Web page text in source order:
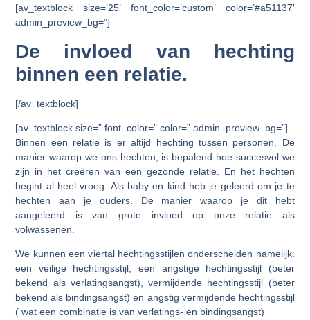
[av_textblock size=’25’ font_color=’custom’ color=’#a51137′
admin_preview_bg=”]
De invloed van hechting
binnen een relatie.
[/av_textblock]
[av_textblock size=” font_color=” color=” admin_preview_bg=”]
Binnen een relatie is er altijd hechting tussen personen. De
manier waarop we ons hechten, is bepalend hoe succesvol we
zijn in het creëren van een gezonde relatie. En het hechten
begint al heel vroeg. Als baby en kind heb je geleerd om je te
hechten aan je ouders. De manier waarop je dit hebt
aangeleerd is van grote invloed op onze relatie als
volwassenen.
We kunnen een viertal hechtingsstijlen onderscheiden namelijk:
een veilige hechtingsstijl, een angstige hechtingsstijl (beter
bekend als verlatingsangst), vermijdende hechtingsstijl (beter
bekend als bindingsangst) en angstig vermijdende hechtingsstijl
( wat een combinatie is van verlatings- en bindingsangst)